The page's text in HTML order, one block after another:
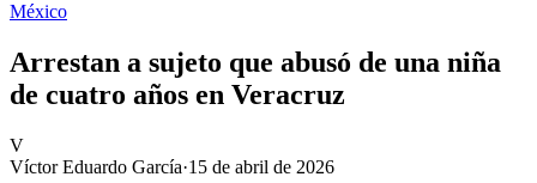
México
Arrestan a sujeto que abusó de una niña
de cuatro años en Veracruz
V
Víctor Eduardo García·15 de abril de 2026